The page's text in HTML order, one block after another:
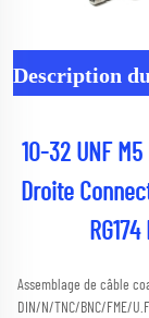
Description
10-32 UNF
Droite
Assemblage de câble
DIN/N/TNC/BNC/FME/